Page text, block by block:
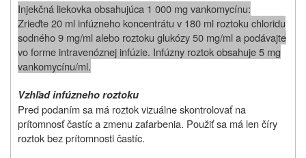
Injekčná liekovka obsahujúca 1 000 mg vankomycínu:
Zrieďte 20 ml infúzneho koncentrátu v 180 ml roztoku chloridu
sodného 9 mg/ml alebo roztoku glukózy 50 mg/ml a podávajte
vo forme intravenóznej infúzie. Infúzny roztok obsahuje 5 mg
vankomycínu/ml.
Vzhľad infúzneho roztoku
Pred podaním sa má roztok vizuálne skontrolovať na
prítomnosť častíc a zmenu zafarbenia. Použiť sa má len číry
roztok bez prítomnosti častíc.